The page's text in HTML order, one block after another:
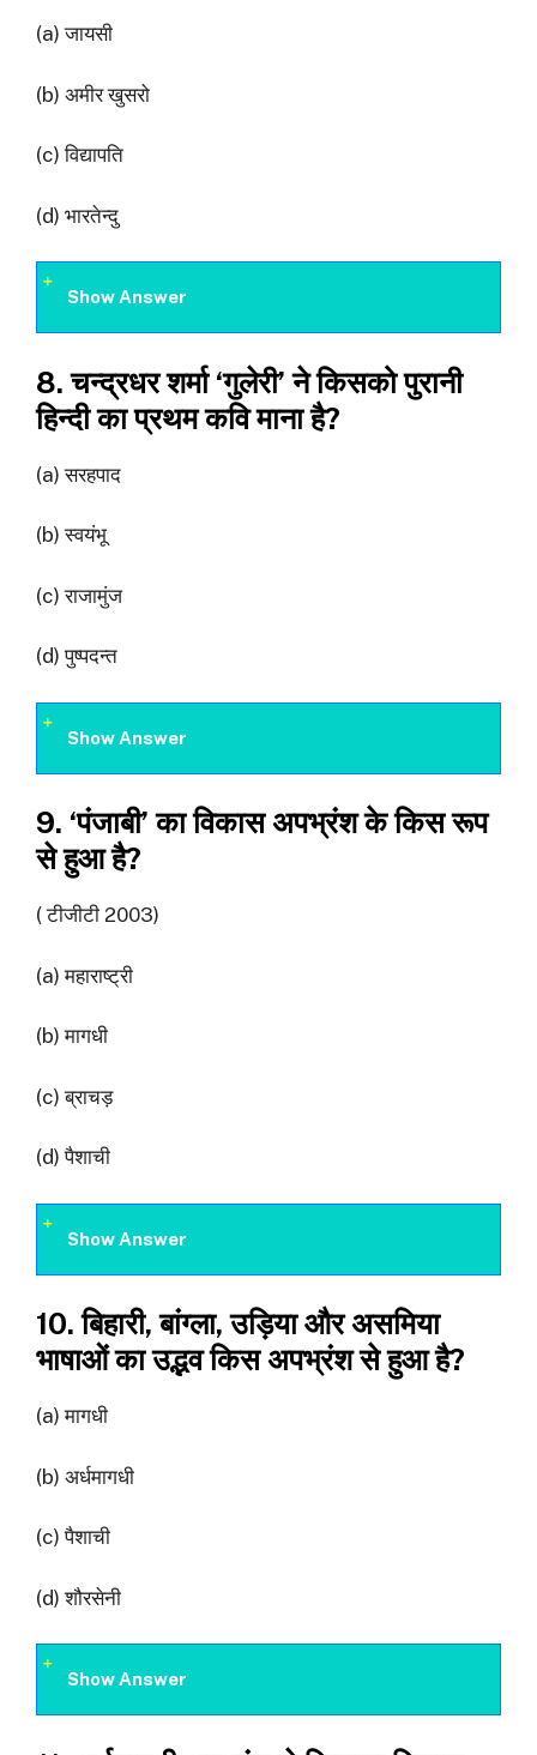
(a) जायसी
(b) अमीर खुसरो
(c) विद्यापति
(d) भारतेन्दु
Show Answer
8. चन्द्रधर शर्मा ‘गुलेरी’ ने किसको पुरानी
हिन्दी का प्रथम कवि माना है?
(a) सरहपाद
(b) स्वयंभू
(c) राजामुंज
(d) पुष्पदन्त
Show Answer
9. ‘पंजाबी’ का विकास अपभ्रंश के किस रूप
से हुआ है?
( टीजीटी 2003)
(a) महाराष्ट्री
(b) मागधी
(c) ब्राचड़
(d) पैशाची
Show Answer
10. बिहारी, बांग्ला, उड़िया और असमिया
भाषाओं का उद्भव किस अपभ्रंश से हुआ है?
(a) मागधी
(b) अर्धमागधी
(c) पैशाची
(d) शौरसेनी
Show Answer